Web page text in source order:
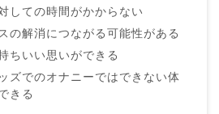
しての時間がかからない
の解消につながる可能性がある
ちいい思いができる
ズでのオナニーではできない体
きる